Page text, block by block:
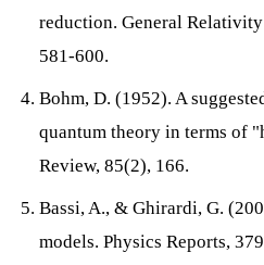
reduction. General
581-600.
Bohm, D. (1952). A
quantum theory in terms of
Review, 85(2), 166.
Bassi, A., & Ghirardi, G.
models. Physics Reports,